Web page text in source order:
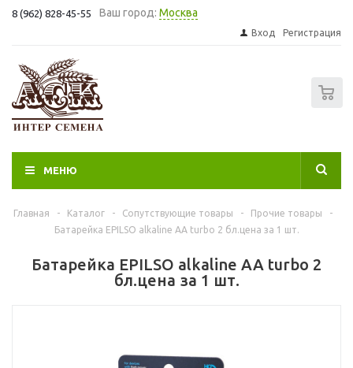
8 (962) 828-45-55 Ваш город: Москва
Вход Регистрация
МЕНЮ
Главная - Каталог - Сопутствующие товары - Прочие товары
-
Батарейка EPILSO аlkaline AA turbo 2 бл.цена за 1 шт.
Батарейка EPILSO аlkaline AA turbo 2
бл.цена за 1 шт.